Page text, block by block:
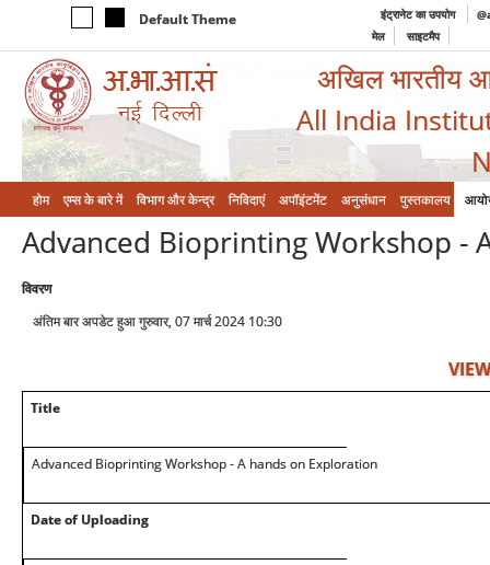
Default Theme इंट्रानेट का उपयोग
मेल
साइटमैप
अखिल भारतीय
All India
होम एम्‍स के बारे में विभाग और केन्‍द्र निविदाएं अपॉइंटमेंट अनुसंधान पुस्तकालय
Advanced Bioprinting Workshop -
विवरण
अंतिम बार अपडेट हुआ गुरुवार, 07 मार्च 2024 10:30
Title
Advanced Bioprinting Workshop - A hands on Exploration
Date of Uploading